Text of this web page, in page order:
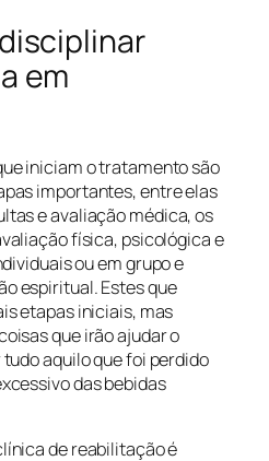
em
iniciam o tratamento são
importantes, entre elas
e avaliação médica, os
física, psicológica e
ou em grupo e
espiritual. Estes que
etapas iniciais, mas
que irão ajudar o
aquilo que foi perdido
das bebidas
de reabilitação é